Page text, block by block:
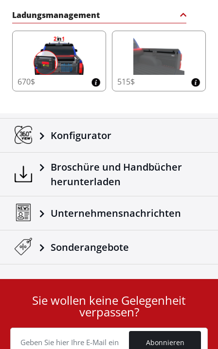
Ladungsmanagement
670$ 515$
Konfigurator
Broschüre und Handbücher
herunterladen
Unternehmensnachrichten
Sonderangebote
Cookie
Sie wollen keine Gelegenheit
verpassen?
Abonnieren